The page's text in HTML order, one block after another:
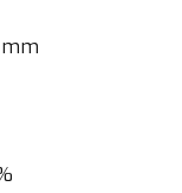
thanh toán
Hà Nội.
+ phí vận
mm